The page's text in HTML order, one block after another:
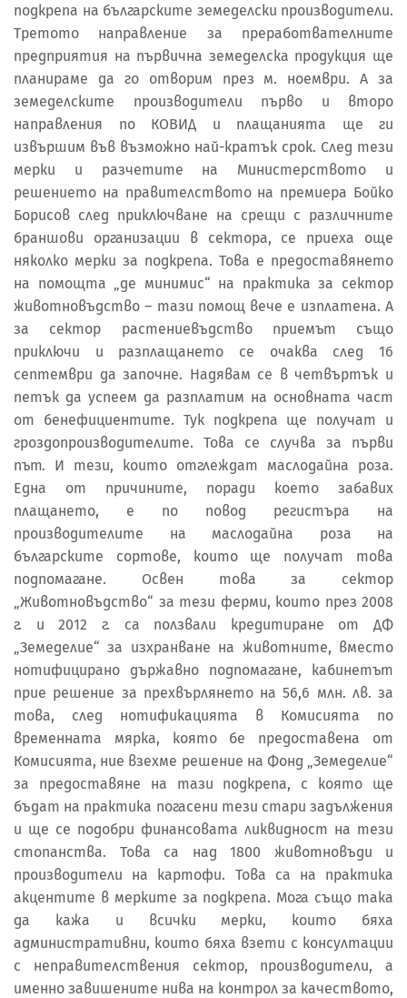
подкрепа на българските земеделски производители.
Третото направление за преработвателните
предприятия на първична земеделска продукция ще
планираме да го отворим през м. ноември. А за
земеделските производители първо и второ
направления по КОВИД и плащанията ще ги
извършим във възможно най-кратък срок. След тези
мерки и разчетите на Министерството и
решението на правителството на премиера Бойко
Борисов след приключване на срещи с различните
браншови организации в сектора, се приеха още
няколко мерки за подкрепа. Това е предоставянето
на помощта „де минимис“ на практика за сектор
животновъдство – тази помощ вече е изплатена. А
за сектор растениевъдство приемът също
приключи и разплащането се очаква след 16
септември да започне. Надявам се в четвъртък и
петък да успеем да разплатим на основната част
от бенефициентите. Тук подкрепа ще получат и
гроздопроизводителите. Това се случва за първи
път. И тези, които отглеждат маслодайна роза.
Една от причините, поради което забавих
плащането, е по повод регистъра на
производителите на маслодайна роза на
българските сортове, които ще получат това
подпомагане. Освен това за сектор
„Животновъдство“ за тези ферми, които през 2008
г. и 2012 г. са ползвали кредитиране от ДФ
„Земеделие“ за изхранване на животните, вместо
нотифицирано държавно подпомагане, кабинетът
прие решение за прехвърлянето на 56,6 млн. лв. за
това, след нотификацията в Комисията по
временната мярка, която бе предоставена от
Комисията, ние взехме решение на Фонд „Земеделие“
за предоставяне на тази подкрепа, с която ще
бъдат на практика погасени тези стари задължения
и ще се подобри финансовата ликвидност на тези
стопанства. Това са над 1800 животновъди и
производители на картофи. Това са на практика
акцентите в мерките за подкрепа. Мога също така
да кажа и всички мерки, които бяха
административни, които бяха взети с консултации
с неправителствения сектор, производители, а
именно завишените нива на контрол за качеството,